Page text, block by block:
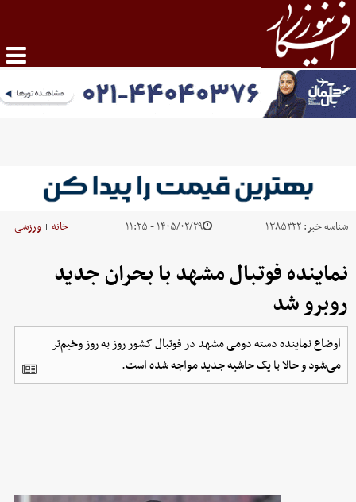
شناسه خبر:۱۳۸۵۳۲۲ ۱۴۰۵/۰۲/۲۹ - ۱۱:۲۵ خانه | ورزشی
نماینده فوتبال مشهد با بحران جدید
روبرو شد
اوضاع نماینده دسته دومی مشهد در فوتبال کشور روز به روز وخیم‌تر
می‌شود و حالا با یک حاشیه جدید مواجه شده است.